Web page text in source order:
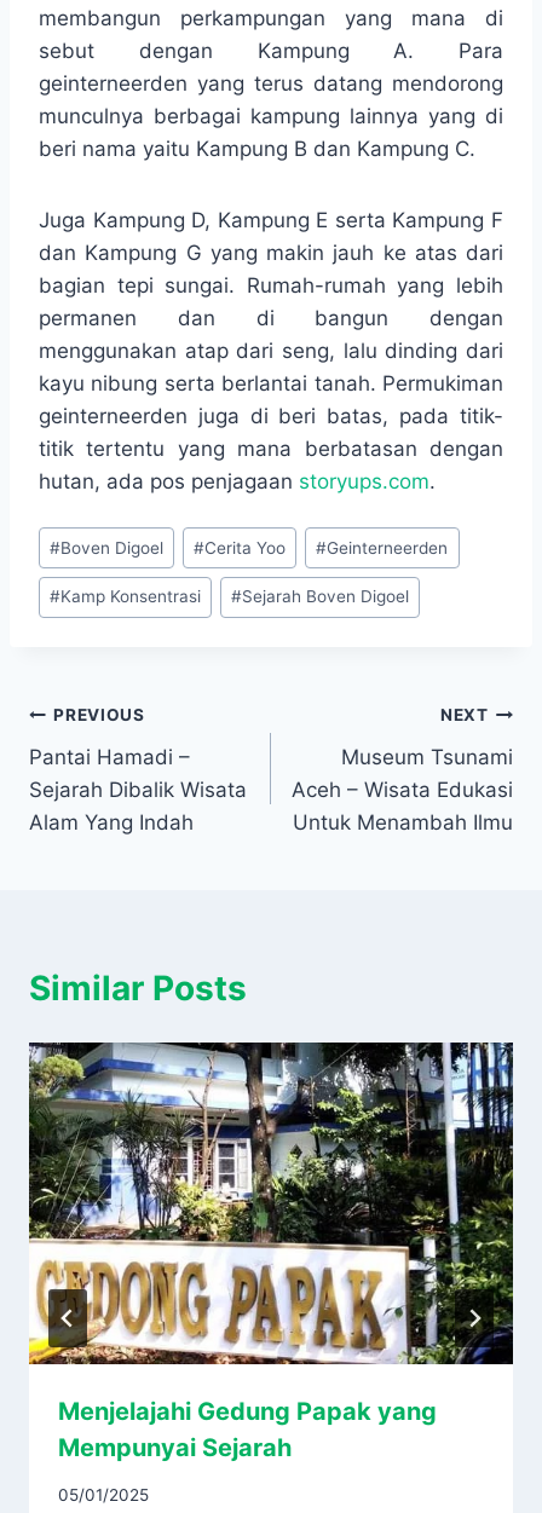
membangun perkampungan yang mana di
sebut dengan Kampung A. Para
geinterneerden yang terus datang mendorong
munculnya berbagai kampung lainnya yang di
beri nama yaitu Kampung B dan Kampung C.
Juga Kampung D, Kampung E serta Kampung F
dan Kampung G yang makin jauh ke atas dari
bagian tepi sungai. Rumah-rumah yang lebih
permanen dan di bangun dengan
menggunakan atap dari seng, lalu dinding dari
kayu nibung serta berlantai tanah. Permukiman
geinterneerden juga di beri batas, pada titik-
titik tertentu yang mana berbatasan dengan
hutan, ada pos penjagaan storyups.com.
Post
Tags:
#Boven Digoel #Cerita Yoo #Geinterneerden
#Kamp Konsentrasi #Sejarah Boven Digoel
Navigasi
pos
PREVIOUS
Pantai Hamadi –
Sejarah Dibalik Wisata
Alam Yang Indah
NEXT
Museum Tsunami
Aceh – Wisata Edukasi
Untuk Menambah Ilmu
Similar Posts
Menjelajahi Gedung Papak yang
Mempunyai Sejarah
05/01/2025